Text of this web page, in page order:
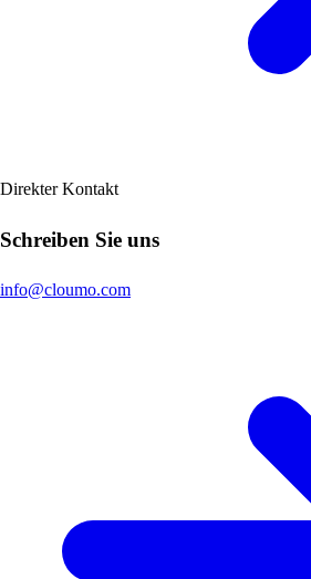
Direkter Kontakt
Schreiben Sie uns
info@cloumo.com